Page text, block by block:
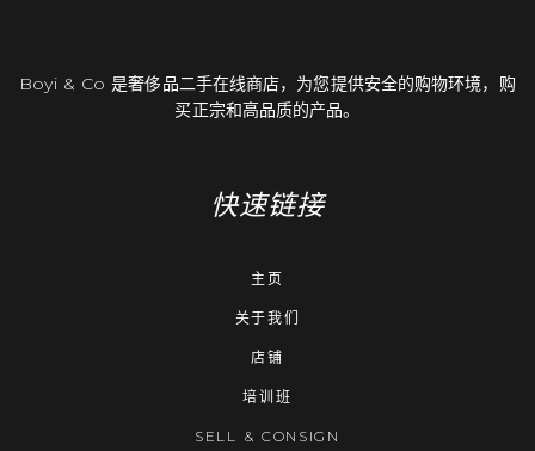
Boyi & Co 是奢侈品二手在线商店，为您提供安全的购物环境，购
买正宗和高品质的产品。
快速链接
主页
关于我们
店铺
培训班
SELL & CONSIGN